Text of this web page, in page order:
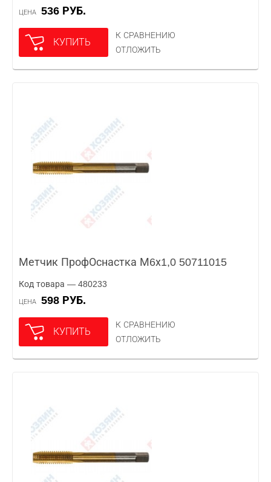
ЦЕНА 536 РУБ.
КУПИТЬ
К СРАВНЕНИЮ
ОТЛОЖИТЬ
Метчик ПрофОснастка М6х1,0 50711015
Код товара — 480233
ЦЕНА 598 РУБ.
КУПИТЬ
К СРАВНЕНИЮ
ОТЛОЖИТЬ